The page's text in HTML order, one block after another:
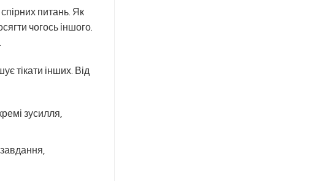
питань. Як
чогось іншого.
тікати інших. Від
зусилля,